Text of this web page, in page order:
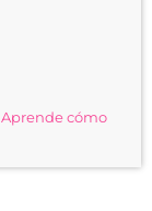
Aprende cómo